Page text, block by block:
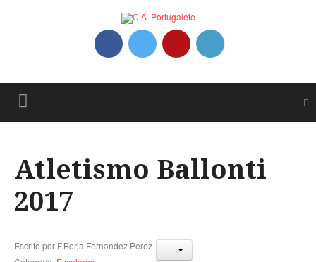
Atletismo Ballonti
2017
Escrito por F.Borja Fernandez Perez